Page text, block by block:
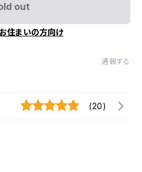
out
住まいの方向け
通報する
(20)